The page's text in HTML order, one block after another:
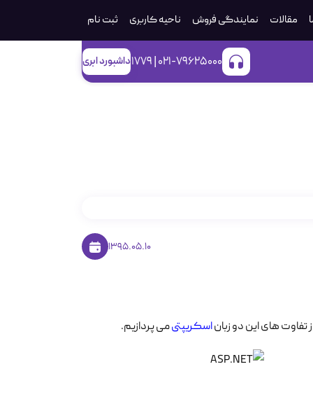
مقالات نمایندگی فروش ناحیه کاربری ثبت‌ نام
021-79625000 | 1779 داشبورد ابری
1395.05.10
تفاوت های این دو زباناسکریپتیمی پردازیم.